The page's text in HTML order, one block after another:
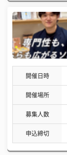
開催日時
開催場所
募集人数
申込締切